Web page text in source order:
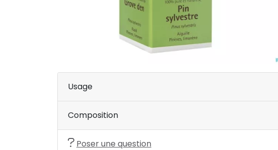
Usage
Composition
Poser une question